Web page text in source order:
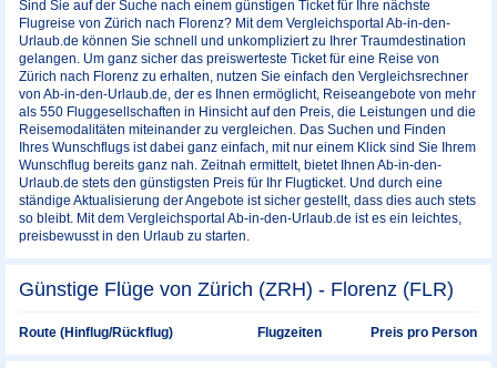
Sind Sie auf der Suche nach einem günstigen Ticket für Ihre nächste
Flugreise von Zürich nach Florenz? Mit dem Vergleichsportal Ab-in-den-
Urlaub.de können Sie schnell und unkompliziert zu Ihrer Traumdestination
gelangen. Um ganz sicher das preiswerteste Ticket für eine Reise von
Zürich nach Florenz zu erhalten, nutzen Sie einfach den Vergleichsrechner
von Ab-in-den-Urlaub.de, der es Ihnen ermöglicht, Reiseangebote von mehr
als 550 Fluggesellschaften in Hinsicht auf den Preis, die Leistungen und die
Reisemodalitäten miteinander zu vergleichen. Das Suchen und Finden
Ihres Wunschflugs ist dabei ganz einfach, mit nur einem Klick sind Sie Ihrem
Wunschflug bereits ganz nah. Zeitnah ermittelt, bietet Ihnen Ab-in-den-
Urlaub.de stets den günstigsten Preis für Ihr Flugticket. Und durch eine
ständige Aktualisierung der Angebote ist sicher gestellt, dass dies auch stets
so bleibt. Mit dem Vergleichsportal Ab-in-den-Urlaub.de ist es ein leichtes,
preisbewusst in den Urlaub zu starten.
Günstige Flüge von Zürich (ZRH) - Florenz (FLR)
Route (Hinflug/Rückflug) Flugzeiten Preis pro Person